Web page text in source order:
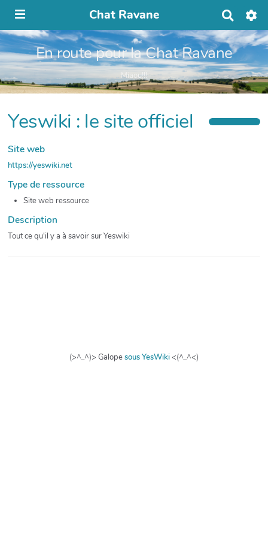
Chat Ravane
c
h
e
r
c
h
r
En route pour la Chat Ravane
Miaou!!!
Yeswiki : le site officiel
Site web
https://yeswiki.net
Type de ressource
Site web ressource
Description
Tout ce qu'il y a à savoir sur Yeswiki
(>^_^)> GalopesousYesWiki<(^_^<)